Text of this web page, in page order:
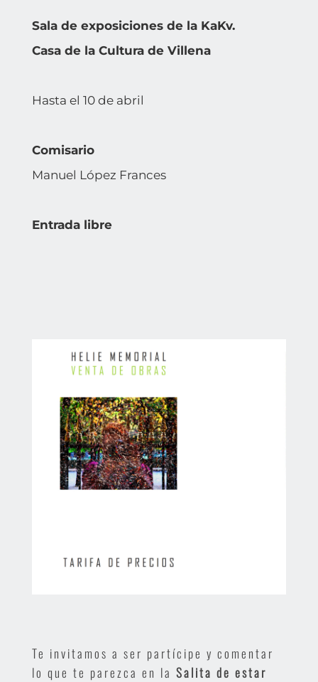
Sala de exposiciones de la KaKv.
Casa de la Cultura de Villena
Hasta el 10 de abril
Comisario
Manuel López Frances
Entrada libre
Te invitamos a ser partícipe y comentar
lo que te parezca en la Salita de estar